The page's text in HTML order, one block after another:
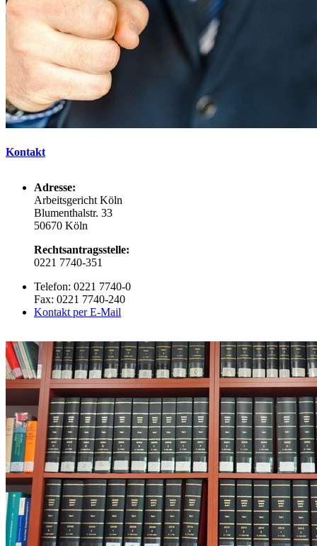
Kontakt
Adresse:
Arbeitsgericht Köln
Blumenthalstr. 33
50670 Köln
Rechtsantragsstelle:
0221 7740-351
Telefon: 0221 7740-0
Fax: 0221 7740-240
Kontakt per E-Mail